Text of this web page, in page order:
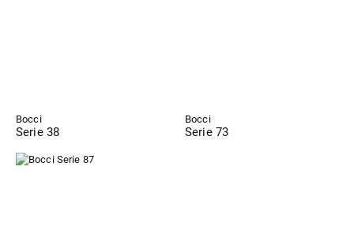
Bocci
Serie 38
Bocci
Serie 73